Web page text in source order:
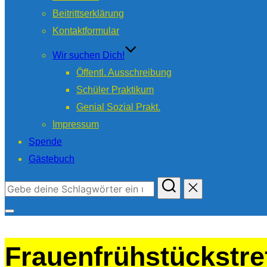
Beitrittserklärung
Kontaktformular
Wir suchen Dich!
Öffentl. Ausschreibung
Schüler Praktikum
Genial Sozial Prakt.
Impressum
Spende
Gästebuch
Suchen
Seitenleiste
&
Navigation